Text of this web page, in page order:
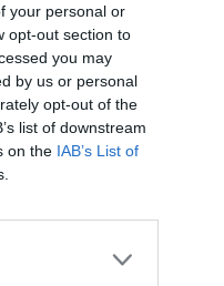
your personal or
opt-out section to
you may
by us or personal
opt-out of the
list of downstream
on the IAB’s List of